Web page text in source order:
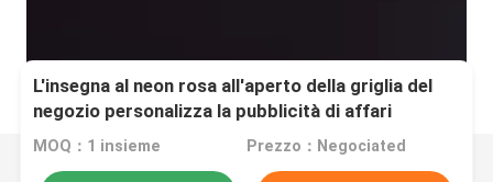
L'insegna al neon rosa all'aperto della griglia del
negozio personalizza la pubblicità di affari
MOQ：1 insieme Prezzo：Negociated